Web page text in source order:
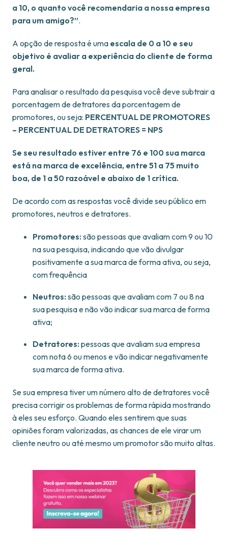
a 10, o quanto você recomendaria a nossa empresa
para um amigo?”.
A opção de resposta é uma escala de 0 a 10 e seu
objetivo é avaliar a experiência do cliente de forma
geral.
Para analisar o resultado da pesquisa você deve subtrair a
porcentagem de detratores da porcentagem de
promotores, ou seja: PERCENTUAL DE PROMOTORES
– PERCENTUAL DE DETRATORES = NPS
Se seu resultado estiver entre 76 e 100 sua marca
está na marca de excelência, entre 51 a 75 muito
boa, de 1 a 50 razoável e abaixo de 1 crítica.
De acordo com as respostas você divide seu público em
promotores, neutros e detratores.
Promotores: são pessoas que avaliam com 9 ou 10
na sua pesquisa, indicando que vão divulgar
positivamente a sua marca de forma ativa, ou seja,
com frequência
Neutros: são pessoas que avaliam com 7 ou 8 na
sua pesquisa e não vão indicar sua marca de forma
ativa;
Detratores: pessoas que avaliam sua empresa
com nota 6 ou menos e vão indicar negativamente
sua marca de forma ativa.
Se sua empresa tiver um número alto de detratores você
precisa corrigir os problemas de forma rápida mostrando
à eles seu esforço. Quando eles sentirem que suas
opiniões foram valorizadas, as chances de ele virar um
cliente neutro ou até mesmo um promotor são muito altas.